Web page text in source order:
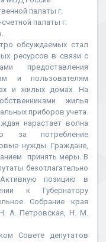
палаты г.
палаты г.
обсуждаемых стал
ресурсов в связи с
предоставления
и пользователям
и жилых домах. На
жилья
приборов учета.
нарастает волна
за потребление
нужды. Граждане,
принять меры. В
безотлагательно
позицию в
к Губернатору
Собрание края
А. Петровская, Н. М.
Совете депутатов